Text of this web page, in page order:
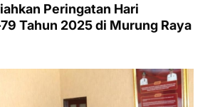
Peringatan Hari
Tahun 2025 di Murung Raya